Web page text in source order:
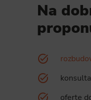
Na
ofertę